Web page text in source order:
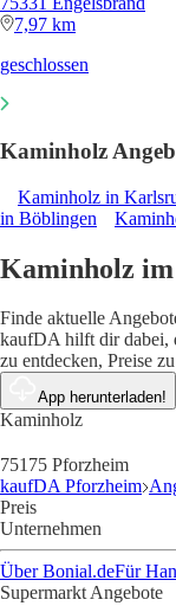
7,97 km
geschlossen
Kaminholz
Kaminholz in
in Böblingen
Kaminholz
Finde aktuelle
kaufDA hilft dir dabei,
zu entdecken, Preise
App herunterladen!
Kaminholz
75175 Pforzheim
kaufDA Pforzheim
Preis
Unternehmen
Über Bonial.deFür
Supermarkt Angebote